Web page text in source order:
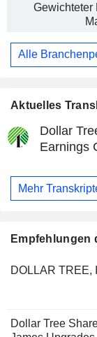
Aktuelles
Dollar
Earnings
Mehr
Empfehlungen
DOLLAR TREE,
Dollar Tree
Gewichteter
Alle